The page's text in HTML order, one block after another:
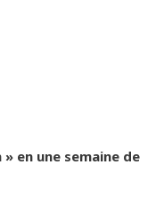
en une semaine de